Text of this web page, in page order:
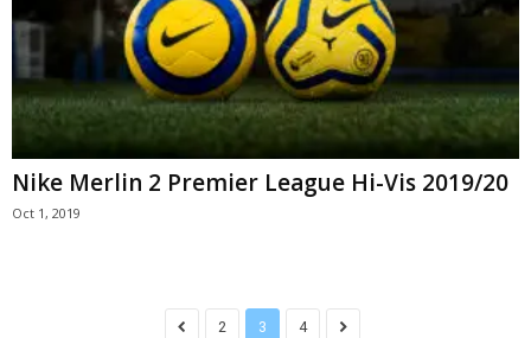
Nike Merlin 2 Premier League Hi-Vis 2019/20
Oct 1, 2019
2 3 4